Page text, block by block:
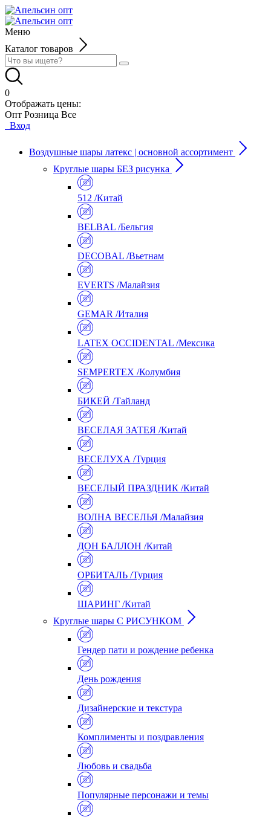
Меню
Каталог товаров
0
Отображать цены:
Опт Розница Все
Вход
Воздушные шары латекс | основной ассортимент
Круглые шары БЕЗ рисунка
512 /Китай
BELBAL /Бельгия
DECOBAL /Вьетнам
EVERTS /Малайзия
GEMAR /Италия
LATEX OCCIDENTAL /Мексика
SEMPERTEX /Колумбия
БИКЕЙ /Тайланд
ВЕСЕЛАЯ ЗАТЕЯ /Китай
ВЕСЕЛУХА /Турция
ВЕСЕЛЫЙ ПРАЗДНИК /Китай
ВОЛНА ВЕСЕЛЬЯ /Малайзия
ДОН БАЛЛОН /Китай
ОРБИТАЛЬ /Турция
ШАРИНГ /Китай
Круглые шары С РИСУНКОМ
Гендер пати и рождение ребенка
День рождения
Дизайнерские и текстура
Комплименты и поздравления
Любовь и свадьба
Популярные персонажи и темы